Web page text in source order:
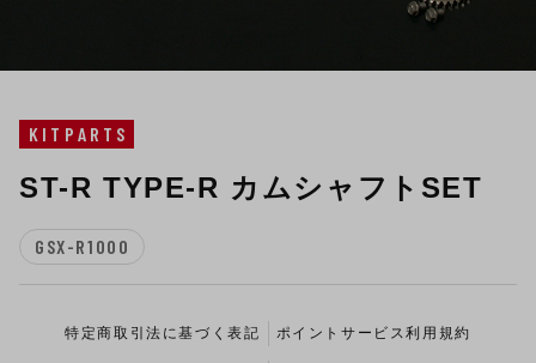
KITPARTS
ST-R TYPE-R カムシャフトSET
GSX-R1000
特定商取引法に基づく表記 ポイントサービス利用規約